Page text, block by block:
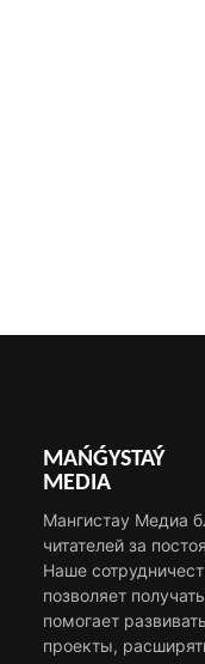
MAŃǴYSTAÝ
MEDIA
Мангистау Медиа
читателей за
Наше
позволяет
помогает
проекты,